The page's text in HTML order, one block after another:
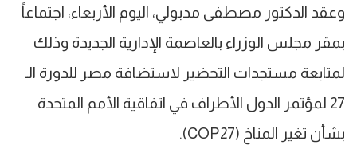
وعقد الدكتور مصطفى مدبولي، اليوم الأربعاء، اجتماعاً
بمقر مجلس الوزراء بالعاصمة الإدارية الجديدة وذلك
لمتابعة مستجدات التحضير لاستضافة مصر للدورة الـ
27 لمؤتمر الدول الأطراف في اتفاقية الأمم المتحدة
بشأن تغير المناخ (COP27).